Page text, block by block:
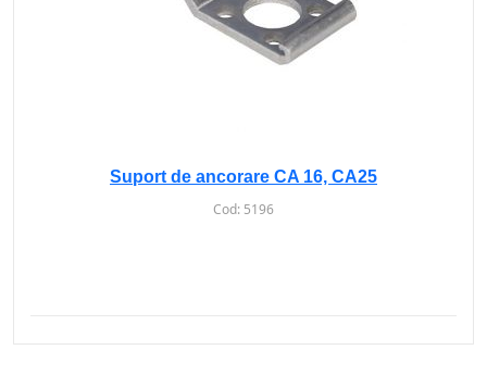
Suport de ancorare CA 16, CA25
Cod: 5196